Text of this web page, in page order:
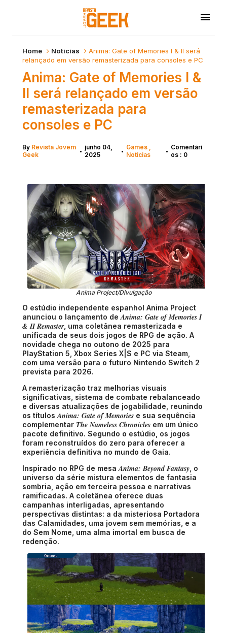
Home Noticias
Anima: Gate of Memories I & II será
relançado em versão remasterizada para consoles e PC
Anima: Gate of Memories I &
II será relançado em versão
remasterizada para
consoles e PC
By Revista Jovem
Geek
• junho 04,
2025
• Games
Noticias
• Comentári
os : 0
Anima Project/Divulgação
O estúdio independente espanhol Anima Project
anunciou o lançamento de Anima: Gate of Memories I
& II Remaster, uma coletânea remasterizada e
unificada de seus dois jogos de RPG de ação. A
novidade chega no outono de 2025 para
PlayStation 5, Xbox Series X|S e PC via Steam,
com uma versão para o futuro Nintendo Switch 2
prevista para 2026.
A remasterização traz melhorias visuais
significativas, sistema de combate rebalanceado
e diversas atualizações de jogabilidade, reunindo
os títulos Anima: Gate of Memories e sua sequência
complementar The Nameless Chronicles em um único
pacote definitivo. Segundo o estúdio, os jogos
foram reconstruídos do zero para oferecer a
experiência definitiva no mundo de Gaia.
Inspirado no RPG de mesa Anima: Beyond Fantasy , o
universo da série mistura elementos de fantasia
sombria, ação em terceira pessoa e narrativas
ramificadas. A coletânea oferece duas
campanhas interligadas, apresentando
perspectivas distintas: a da misteriosa Portadora
das Calamidades, uma jovem sem memórias, e a
do Sem Nome, uma alma imortal em busca de
redenção.